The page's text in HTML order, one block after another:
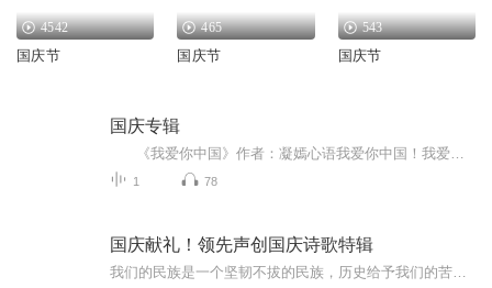
4542
国庆节
465
国庆节
543
国庆节
国庆专辑
1 78
国庆献礼！领先声创国庆诗歌特辑